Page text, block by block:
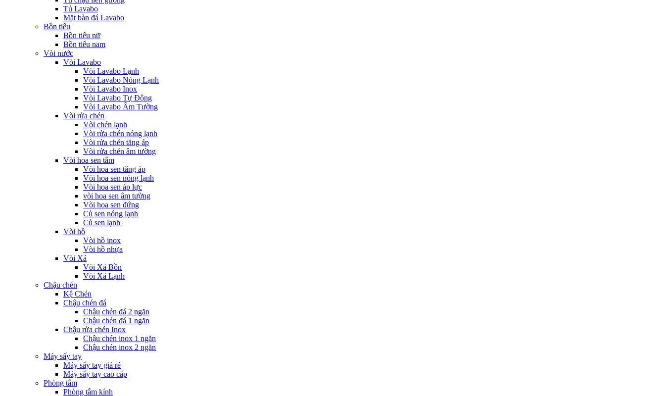
Tủ Lavabo
Mặt bàn đá Lavabo
Bồn tiểu
Bồn tiểu nữ
Bồn tiểu nam
Vòi nước
Vòi Lavabo
Vòi Lavabo Lạnh
Vòi Lavabo Nóng Lạnh
Vòi Lavabo Inox
Vòi Lavabo Tự Động
Vòi Lavabo Âm Tường
Vòi rửa chén
Vòi chén lạnh
Vòi rửa chén nóng lạnh
Vòi rửa chén tăng áp
Vòi rửa chén âm tường
Vòi hoa sen tắm
Vòi hoa sen tăng áp
Vòi hoa sen nóng lạnh
Vòi hoa sen áp lực
vòi hoa sen âm tường
Vòi hoa sen đứng
Củ sen nóng lạnh
Củ sen lạnh
Vòi hồ
Vòi hồ inox
Vòi hồ nhựa
Vòi Xả
Vòi Xả Bồn
Vòi Xả Lạnh
Chậu chén
Kệ Chén
Chậu chén đá
Chậu chén đá 2 ngăn
Chậu chén đá 1 ngăn
Chậu rửa chén Inox
Chậu chén inox 1 ngăn
Chậu chén inox 2 ngăn
Máy sấy tay
Máy sấy tay giá rẻ
Máy sấy tay cao cấp
Phòng tắm
Phòng tắm kính